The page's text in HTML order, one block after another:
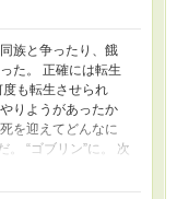
族と争ったり、餓
た。 正確には転生
も転生させられ
りようがあったか
を迎えてどんなに
“ゴブリン”に。 次
いで死んでやる。
なぜゴブリンに転